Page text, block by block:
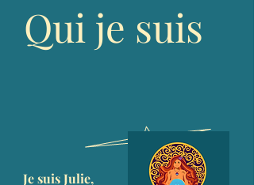
Qui je suis
Je suis Julie,